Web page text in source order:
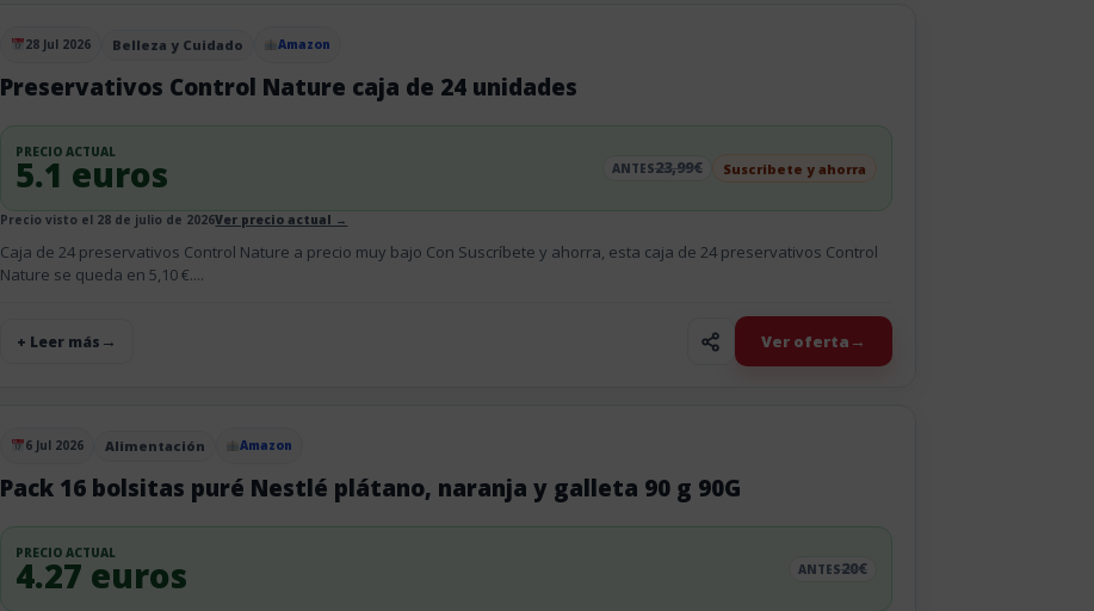
Publicado el
28 Jul 2026 Belleza y Cuidado Amazon
Preservativos Control Nature caja de 24 unidades
PRECIO ACTUAL
5.1 euros ANTES23,99€ Suscribete y ahorra
Precio visto el 28 de julio de 2026Ver precio actual →
Caja de 24 preservativos Control Nature a precio muy bajo Con Suscríbete y ahorra, esta caja de 24 preservativos Control
Nature se queda en 5,10 €....
+ Leer más Ver oferta
Publicado el
6 Jul 2026 Alimentación Amazon
Pack 16 bolsitas puré Nestlé plátano, naranja y galleta 90 g 90G
PRECIO ACTUAL
4.27 euros ANTES20€